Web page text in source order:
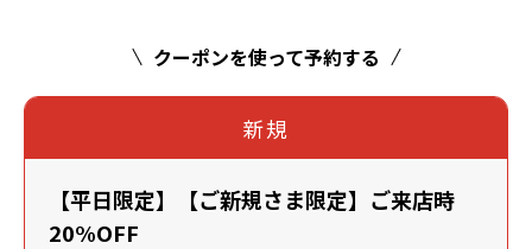
クーポンを使って予約する
新規
【平日限定】【ご新規さま限定】ご来店時
20%OFF